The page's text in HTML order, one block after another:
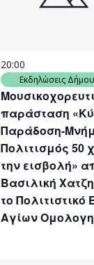
παράσταση
Παράδοση-
Πολιτισμός 50
την εισβολή»
Βασιλική
το Πολιτιστικό
Αγίων
20:00
Εκδηλώσεις Δήμου